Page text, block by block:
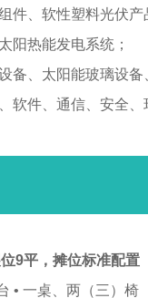
件、软性塑料光伏产
阳热能发电系统；
、太阳能玻璃设
软件、通信、安全、
9平，摊位标准配置
• 一桌、两（三）椅